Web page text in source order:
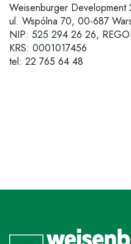
Weisenburger Development
ul. Wspólna 70, 00-687
NIP: 525 294 26 26,
KRS: 0001017456
tel: 22 765 64 48